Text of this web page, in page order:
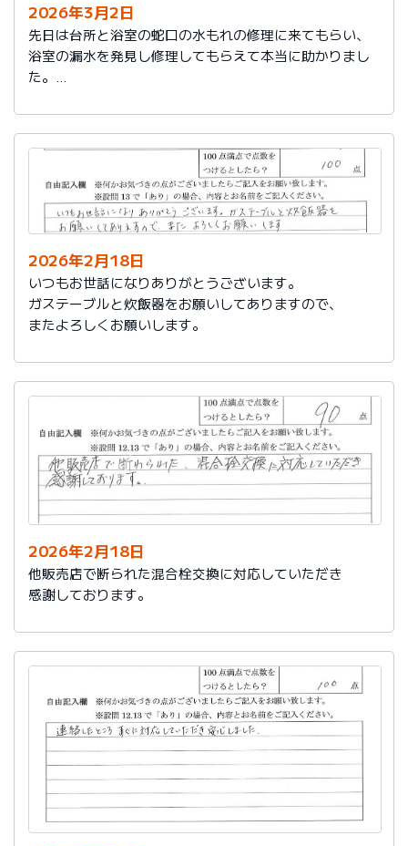
2026年3月2日
先日は台所と浴室の蛇口の水もれの修理に来てもらい、
浴室の漏水を発見し修理してもらえて本当に助かりまし
た。
かったです。
これからもよろしくお願いします。
2026年2月18日
いつもお世話になりありがとうございます。
ガステーブルと炊飯器をお願いしてありますので、
またよろしくお願いします。
2026年2月18日
他販売店で断られた混合栓交換に対応していただき
感謝しております。